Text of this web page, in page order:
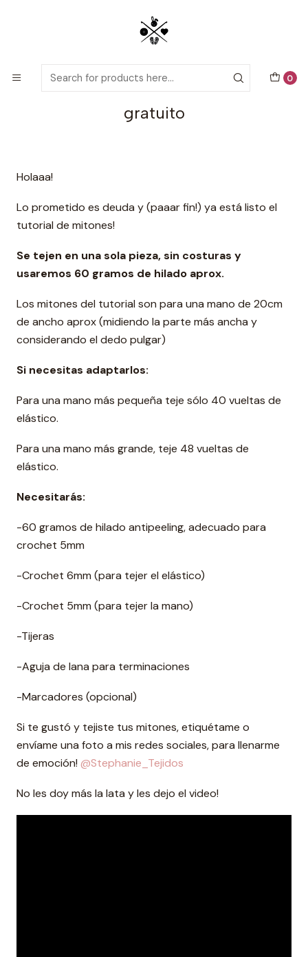
0
Detailed PDF patterns with video tutorials, everything you need to
Mitones a Crochet - Tutorial
gratuito
Holaaa!
Lo prometido es deuda y (paaar fin!) ya está listo el
tutorial de mitones!
Se tejen en una sola pieza, sin costuras y
usaremos 60 gramos de hilado aprox.
Los mitones del tutorial son para una mano de 20cm
de ancho aprox (midiendo la parte más ancha y
considerando el dedo pulgar)
Si necesitas adaptarlos:
Para una mano más pequeña teje sólo 40 vueltas de
elástico.
Para una mano más grande, teje 48 vueltas de
elástico.
Necesitarás:
-60 gramos de hilado antipeeling, adecuado para
crochet 5mm
-Crochet 6mm (para tejer el elástico)
-Crochet 5mm (para tejer la mano)
-Tijeras
-Aguja de lana para terminaciones
-Marcadores (opcional)
Si te gustó y tejiste tus mitones, etiquétame o
envíame una foto a mis redes sociales, para llenarme
de emoción! @Stephanie_Tejidos
No les doy más la lata y les dejo el video!